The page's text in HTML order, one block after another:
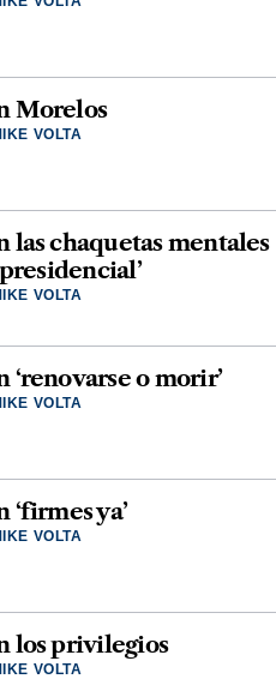
Morelos
VOLTA
las chaquetas mentales
VOLTA
o morir’
VOLTA
ya’
VOLTA
los privilegios
VOLTA